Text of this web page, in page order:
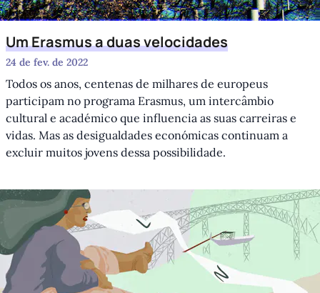
Um Erasmus a duas velocidades
24 de fev. de 2022
Todos os anos, centenas de milhares de europeus
participam no programa Erasmus, um intercâmbio
cultural e académico que influencia as suas carreiras e
vidas. Mas as desigualdades económicas continuam a
excluir muitos jovens dessa possibilidade.